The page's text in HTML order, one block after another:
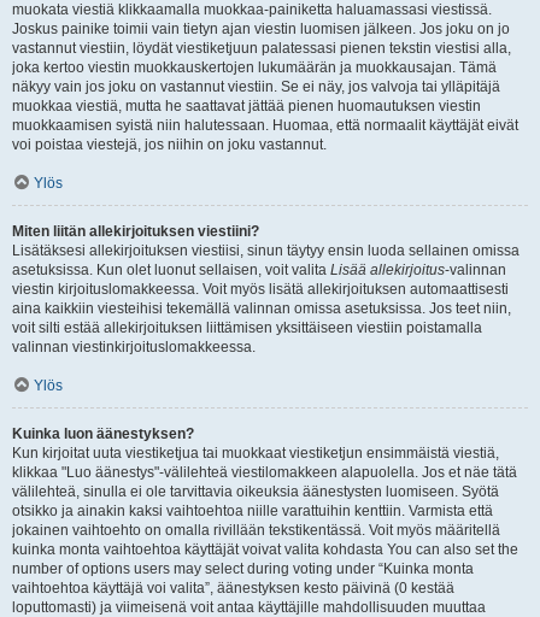
muokata viestiä klikkaamalla muokkaa-painiketta haluamassasi viestissä.
Joskus painike toimii vain tietyn ajan viestin luomisen jälkeen. Jos joku on jo
vastannut viestiin, löydät viestiketjuun palatessasi pienen tekstin viestisi alla,
joka kertoo viestin muokkauskertojen lukumäärän ja muokkausajan. Tämä
näkyy vain jos joku on vastannut viestiin. Se ei näy, jos valvoja tai ylläpitäjä
muokkaa viestiä, mutta he saattavat jättää pienen huomautuksen viestin
muokkaamisen syistä niin halutessaan. Huomaa, että normaalit käyttäjät eivät
voi poistaa viestejä, jos niihin on joku vastannut.
Ylös
Miten liitän allekirjoituksen viestiini?
Lisätäksesi allekirjoituksen viestiisi, sinun täytyy ensin luoda sellainen omissa
asetuksissa. Kun olet luonut sellaisen, voit valita Lisää allekirjoitus-valinnan
viestin kirjoituslomakkeessa. Voit myös lisätä allekirjoituksen automaattisesti
aina kaikkiin viesteihisi tekemällä valinnan omissa asetuksissa. Jos teet niin,
voit silti estää allekirjoituksen liittämisen yksittäiseen viestiin poistamalla
valinnan viestinkirjoituslomakkeessa.
Ylös
Kuinka luon äänestyksen?
Kun kirjoitat uuta viestiketjua tai muokkaat viestiketjun ensimmäistä viestiä,
klikkaa "Luo äänestys"-välilehteä viestilomakkeen alapuolella. Jos et näe tätä
välilehteä, sinulla ei ole tarvittavia oikeuksia äänestysten luomiseen. Syötä
otsikko ja ainakin kaksi vaihtoehtoa niille varattuihin kenttiin. Varmista että
jokainen vaihtoehto on omalla rivillään tekstikentässä. Voit myös määritellä
kuinka monta vaihtoehtoa käyttäjät voivat valita kohdasta You can also set the
number of options users may select during voting under “Kuinka monta
vaihtoehtoa käyttäjä voi valita”, äänestyksen kesto päivinä (0 kestää
loputtomasti) ja viimeisenä voit antaa käyttäjille mahdollisuuden muuttaa